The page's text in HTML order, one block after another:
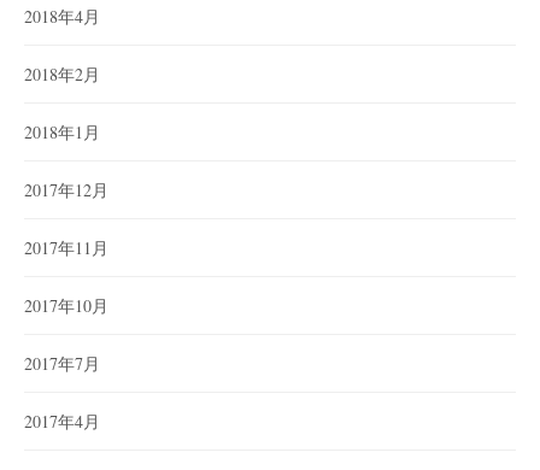
2018年4月
2018年2月
2018年1月
2017年12月
2017年11月
2017年10月
2017年7月
2017年4月